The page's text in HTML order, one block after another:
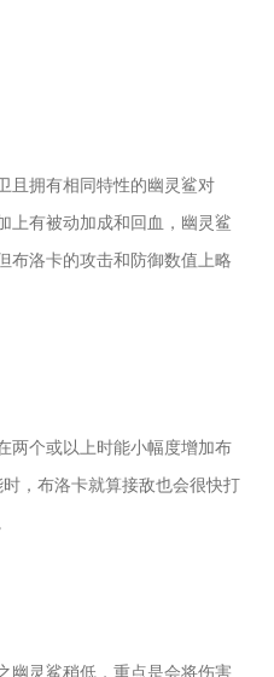
且拥有相同特性的幽灵鲨对
上有被动加成和回血，幽灵鲨
布洛卡的攻击和防御数值上略
两个或以上时能小幅度增加布
时，布洛卡就算接敌也会很快打
幽灵鲨稍低，重点是会将伤害